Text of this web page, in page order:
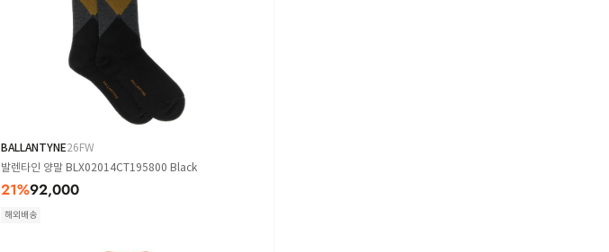
BALLANTYNE26FW
발렌타인 양말 BLX02014CT195800 Black
21%92,000
해외배송